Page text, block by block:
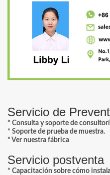
Servicio de
* Consulta y soporte de
* Soporte de prueba de muestra.
* Ver nuestra fábrica
Servicio postventa
* Capacitación sobre cómo